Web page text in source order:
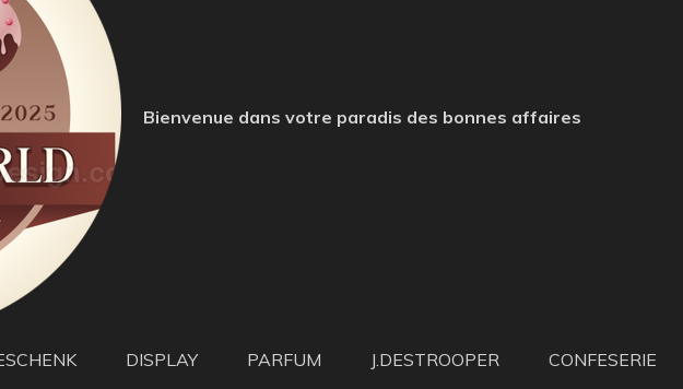
Bienvenue dans votre paradis des bonnes affaires
DISPLAY PARFUM J.DESTROOPER
CONFESERIE